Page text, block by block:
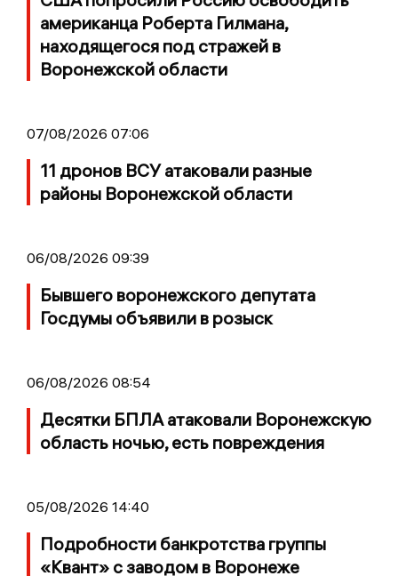
американца Роберта Гилмана,
находящегося под стражей в
Воронежской области
07/08/2026 07:06
11 дронов ВСУ атаковали разные
районы Воронежской области
06/08/2026 09:39
Бывшего воронежского депутата
Госдумы объявили в розыск
06/08/2026 08:54
Десятки БПЛА атаковали Воронежскую
область ночью, есть повреждения
05/08/2026 14:40
Подробности банкротства группы
«Квант» с заводом в Воронеже